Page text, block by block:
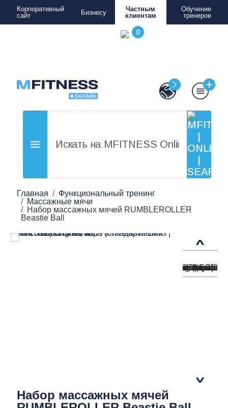
Корпоративный
сайт
Бизнесу
Частным
клиентам
Обучение
тренеров
Главная
Функциональный тренинг
Массажные мячи
Набор массажных мячей RUMBLEROLLER
Beastie Ball
Набор массажных мячей